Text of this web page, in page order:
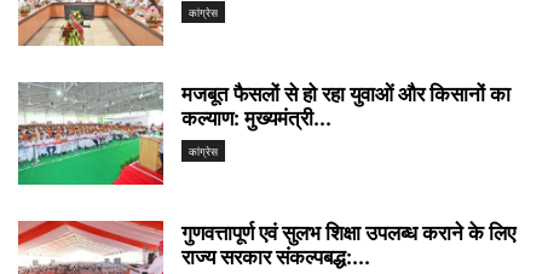
कांग्रेस
मजबूत फैसलों से हो रहा युवाओं और किसानों का
कल्याण: मुख्यमंत्री...
कांग्रेस
गुणवत्तापूर्ण एवं सुलभ शिक्षा उपलब्ध कराने के लिए
राज्य सरकार संकल्पबद्ध:...